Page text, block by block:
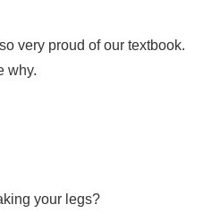
very proud of our textbook.
why.
your legs?